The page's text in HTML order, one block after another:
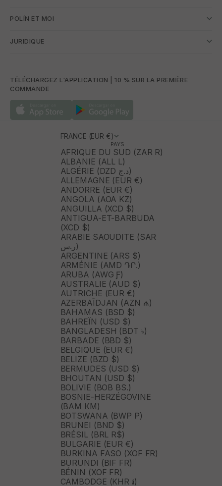
POLÍN ET MOI
JURIDIQUE
TÉLÉCHARGEZ L'APPLICATION | 10 % SUR LA PREMIÈRE
COMMANDE
FRANCE (EUR €)
PAYS
AFRIQUE DU SUD (ZAR R)
ALBANIE (ALL L)
ALGÉRIE (DZD د.ج)
ALLEMAGNE (EUR €)
ANDORRE (EUR €)
ANGOLA (AOA KZ)
ANGUILLA (XCD $)
ANTIGUA-ET-BARBUDA
(XCD $)
ARABIE SAOUDITE (SAR
ر.س)
ARGENTINE (ARS $)
ARMÉNIE (AMD ԴՐ.)
ARUBA (AWG Ƒ)
AUSTRALIE (AUD $)
AUTRICHE (EUR €)
AZERBAÏDJAN (AZN ₼)
BAHAMAS (BSD $)
BAHREÏN (USD $)
BANGLADESH (BDT ৳)
BARBADE (BBD $)
BELGIQUE (EUR €)
BELIZE (BZD $)
BERMUDES (USD $)
BHOUTAN (USD $)
BOLIVIE (BOB BS.)
BOSNIE-HERZÉGOVINE
(BAM КМ)
BOTSWANA (BWP P)
BRUNEI (BND $)
BRÉSIL (BRL R$)
BULGARIE (EUR €)
BURKINA FASO (XOF FR)
BURUNDI (BIF FR)
BÉNIN (XOF FR)
CAMBODGE (KHR ៛)